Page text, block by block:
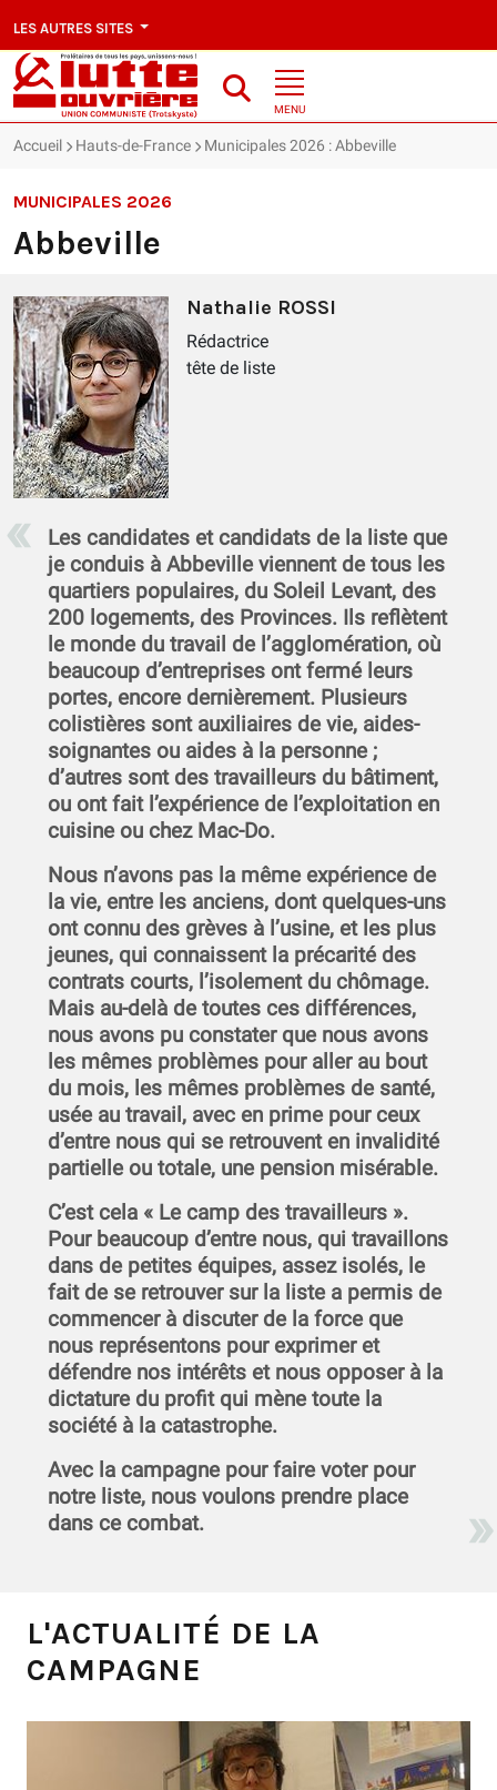
LES AUTRES SITES
MENU
Accueil Hauts-de-France Municipales 2026 : Abbeville
MUNICIPALES 2026
Abbeville
Nathalie ROSSI
Rédactrice
tête de liste
Les candidates et candidats de la liste que
je conduis à Abbeville viennent de tous les
quartiers populaires, du Soleil Levant, des
200 logements, des Provinces. Ils reflètent
le monde du travail de l’agglomération, où
beaucoup d’entreprises ont fermé leurs
portes, encore dernièrement. Plusieurs
colistières sont auxiliaires de vie, aides-
soignantes ou aides à la personne ;
d’autres sont des travailleurs du bâtiment,
ou ont fait l’expérience de l’exploitation en
cuisine ou chez Mac-Do.
Nous n’avons pas la même expérience de
la vie, entre les anciens, dont quelques-uns
ont connu des grèves à l’usine, et les plus
jeunes, qui connaissent la précarité des
contrats courts, l’isolement du chômage.
Mais au-delà de toutes ces différences,
nous avons pu constater que nous avons
les mêmes problèmes pour aller au bout
du mois, les mêmes problèmes de santé,
usée au travail, avec en prime pour ceux
d’entre nous qui se retrouvent en invalidité
partielle ou totale, une pension misérable.
C’est cela « Le camp des travailleurs ».
Pour beaucoup d’entre nous, qui travaillons
dans de petites équipes, assez isolés, le
fait de se retrouver sur la liste a permis de
commencer à discuter de la force que
nous représentons pour exprimer et
défendre nos intérêts et nous opposer à la
dictature du profit qui mène toute la
société à la catastrophe.
Avec la campagne pour faire voter pour
notre liste, nous voulons prendre place
dans ce combat.
L'ACTUALITÉ DE LA
CAMPAGNE